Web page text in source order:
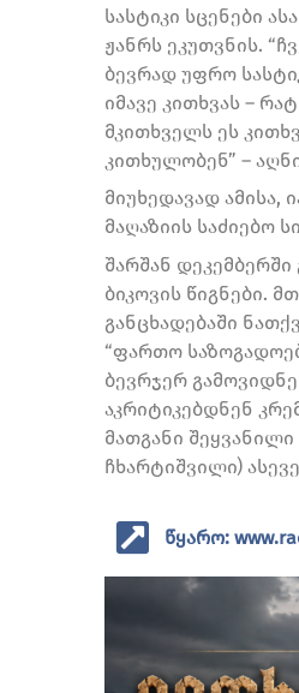
სასტიკი სცენები
ჟანრს ეკუთვნის.
ბევრად უფრო
იმავე კითხვას –
მკითხველს ეს
კითხულობენ” –
მიუხედავად ამისა,
მაღაზიის საძიებო
შარშან
ბიკოვის წიგნები.
განცხადებაში
“ფართო
ბევრჯერ
აკრიტიკებდნენ
მათგანი შეყვანილი
ჩხარტიშვილი)
წყარო: